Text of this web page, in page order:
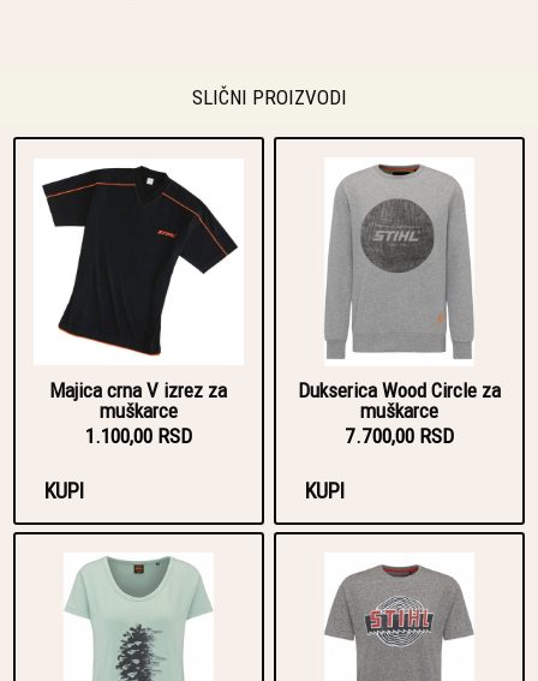
SLIČNI PROIZVODI
Majica crna V izrez za
muškarce
1.100,00 RSD
KUPI
Dukserica Wood Circle za
muškarce
7.700,00 RSD
KUPI